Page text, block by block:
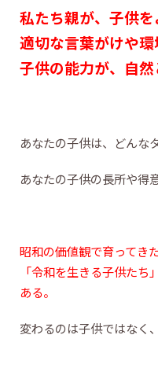
私たち親が、子供を
適切な言葉がけや
子供の能力が、自然
あなたの子供は、どんな
あなたの子供の長所や得
昭和の価値観で育ってき
「令和を生きる子供た
ある。
変わるのは子供ではなく